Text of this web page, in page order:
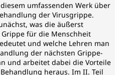
umfassenden Werk über
der Virusgrippe.
was die äußerst
für die Menschheit
und welche Lehren man
der nächsten Grippe-
und arbeitet dabei die Vorteile
heraus. Im II. Teil